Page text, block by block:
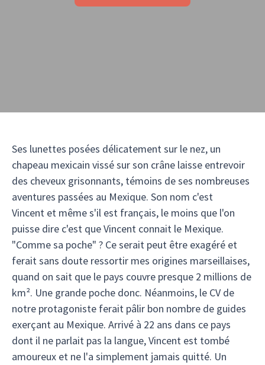
Ses lunettes posées délicatement sur le nez, un
chapeau mexicain vissé sur son crâne laisse entrevoir
des cheveux grisonnants, témoins de ses nombreuses
aventures passées au Mexique. Son nom c'est
Vincent et même s'il est français, le moins que l'on
puisse dire c'est que Vincent connait le Mexique.
"Comme sa poche" ? Ce serait peut être exagéré et
ferait sans doute ressortir mes origines marseillaises,
quand on sait que le pays couvre presque 2 millions de
km². Une grande poche donc. Néanmoins, le CV de
notre protagoniste ferait pâlir bon nombre de guides
exerçant au Mexique. Arrivé à 22 ans dans ce pays
dont il ne parlait pas la langue, Vincent est tombé
amoureux et ne l'a simplement jamais quitté. Un